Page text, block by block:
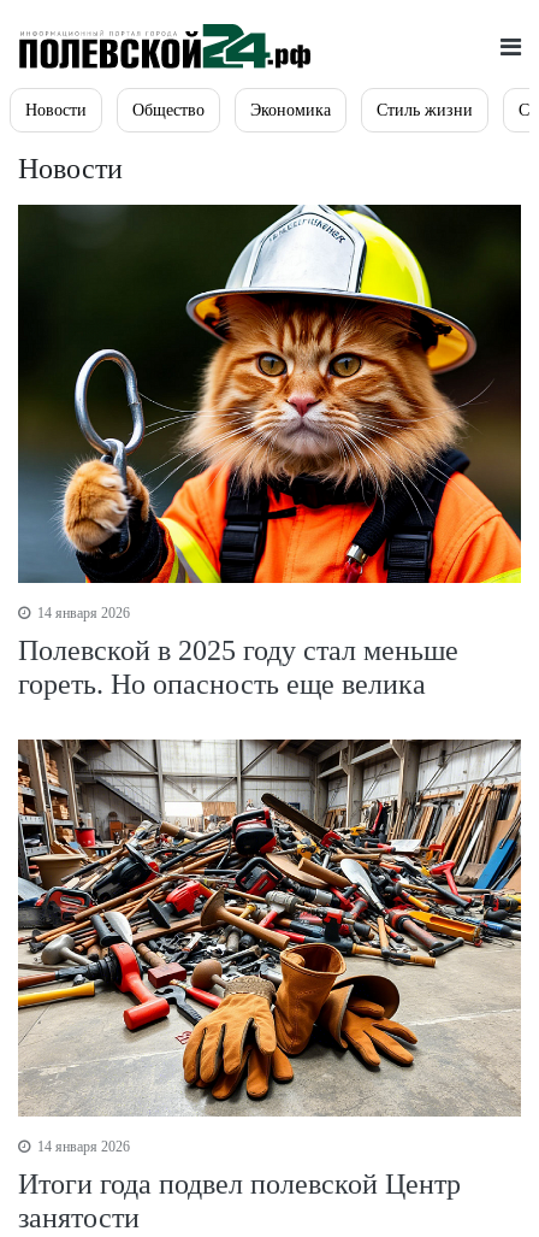
Новости Общество Экономика Стиль жизни
Новости
14 января 2026
Полевской в 2025 году стал меньше
гореть. Но опасность еще велика
14 января 2026
Итоги года подвел полевской Центр
занятости